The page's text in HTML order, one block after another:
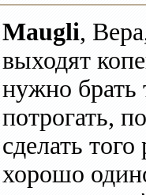
Maugli,
выходят
нужно
потрогать,
сделать
хорошо